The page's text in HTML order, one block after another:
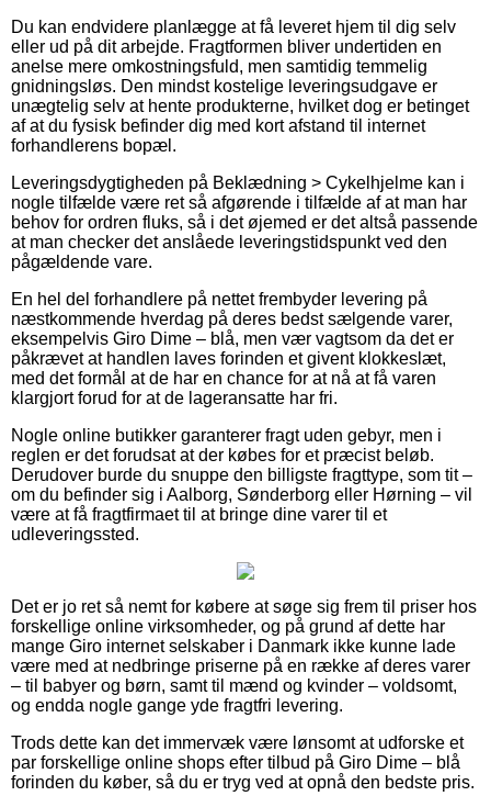
Du kan endvidere planlægge at få leveret hjem til dig selv
eller ud på dit arbejde. Fragtformen bliver undertiden en
anelse mere omkostningsfuld, men samtidig temmelig
gnidningsløs. Den mindst kostelige leveringsudgave er
unægtelig selv at hente produkterne, hvilket dog er betinget
af at du fysisk befinder dig med kort afstand til internet
forhandlerens bopæl.
Leveringsdygtigheden på Beklædning > Cykelhjelme kan i
nogle tilfælde være ret så afgørende i tilfælde af at man har
behov for ordren fluks, så i det øjemed er det altså passende
at man checker det anslåede leveringstidspunkt ved den
pågældende vare.
En hel del forhandlere på nettet frembyder levering på
næstkommende hverdag på deres bedst sælgende varer,
eksempelvis Giro Dime – blå, men vær vagtsom da det er
påkrævet at handlen laves forinden et givent klokkeslæt,
med det formål at de har en chance for at nå at få varen
klargjort forud for at de lageransatte har fri.
Nogle online butikker garanterer fragt uden gebyr, men i
reglen er det forudsat at der købes for et præcist beløb.
Derudover burde du snuppe den billigste fragttype, som tit –
om du befinder sig i Aalborg, Sønderborg eller Hørning – vil
være at få fragtfirmaet til at bringe dine varer til et
udleveringssted.
Det er jo ret så nemt for købere at søge sig frem til priser hos
forskellige online virksomheder, og på grund af dette har
mange Giro internet selskaber i Danmark ikke kunne lade
være med at nedbringe priserne på en række af deres varer
– til babyer og børn, samt til mænd og kvinder – voldsomt,
og endda nogle gange yde fragtfri levering.
Trods dette kan det immervæk være lønsomt at udforske et
par forskellige online shops efter tilbud på Giro Dime – blå
forinden du køber, så du er tryg ved at opnå den bedste pris.